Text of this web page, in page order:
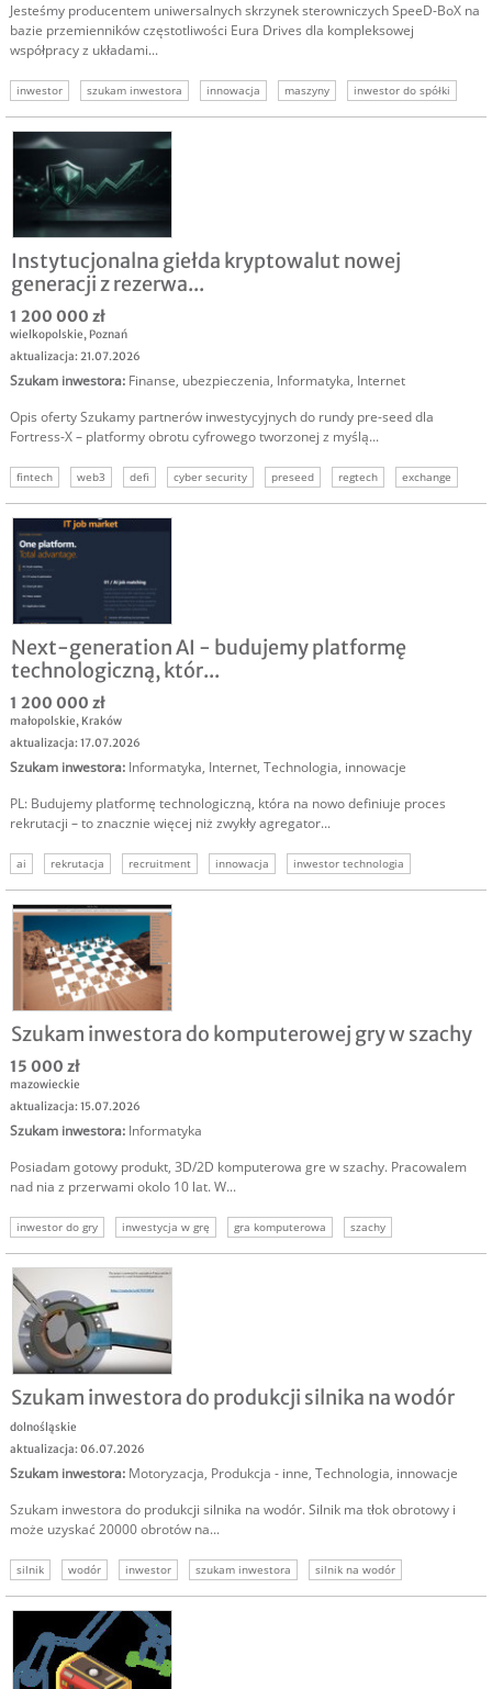
Jesteśmy producentem uniwersalnych skrzynek sterowniczych SpeeD-BoX na
bazie przemienników częstotliwości Eura Drives dla kompleksowej
współpracy z układami...
inwestor szukam inwestora innowacja maszyny inwestor do spółki
Instytucjonalna giełda kryptowalut nowej
generacji z rezerwa...
1 200 000 zł
wielkopolskie, Poznań
aktualizacja: 21.07.2026
Szukam inwestora: Finanse, ubezpieczenia, Informatyka, Internet
Opis oferty Szukamy partnerów inwestycyjnych do rundy pre-seed dla
Fortress-X – platformy obrotu cyfrowego tworzonej z myślą...
fintech web3 defi cyber security preseed regtech exchange
Next-generation AI - budujemy platformę
technologiczną, któr...
1 200 000 zł
małopolskie, Kraków
aktualizacja: 17.07.2026
Szukam inwestora: Informatyka, Internet, Technologia, innowacje
PL: Budujemy platformę technologiczną, która na nowo definiuje proces
rekrutacji – to znacznie więcej niż zwykły agregator...
ai rekrutacja recruitment innowacja
inwestor technologia
szukamy kapitału
szukam inwestora
Szukam inwestora do komputerowej gry w szachy
15 000 zł
mazowieckie
aktualizacja: 15.07.2026
Szukam inwestora: Informatyka
Posiadam gotowy produkt, 3D/2D komputerowa gre w szachy. Pracowalem
nad nia z przerwami okolo 10 lat. W...
inwestor do gry inwestycja w grę gra komputerowa
szachy
gra w szachy
Szukam inwestora do produkcji silnika na wodór
dolnośląskie
aktualizacja: 06.07.2026
Szukam inwestora: Motoryzacja, Produkcja - inne, Technologia, innowacje
Szukam inwestora do produkcji silnika na wodór. Silnik ma tłok obrotowy i
może uzyskać 20000 obrotów na...
silnik wodór inwestor szukam inwestora
silnik na wodór
inwestorzy